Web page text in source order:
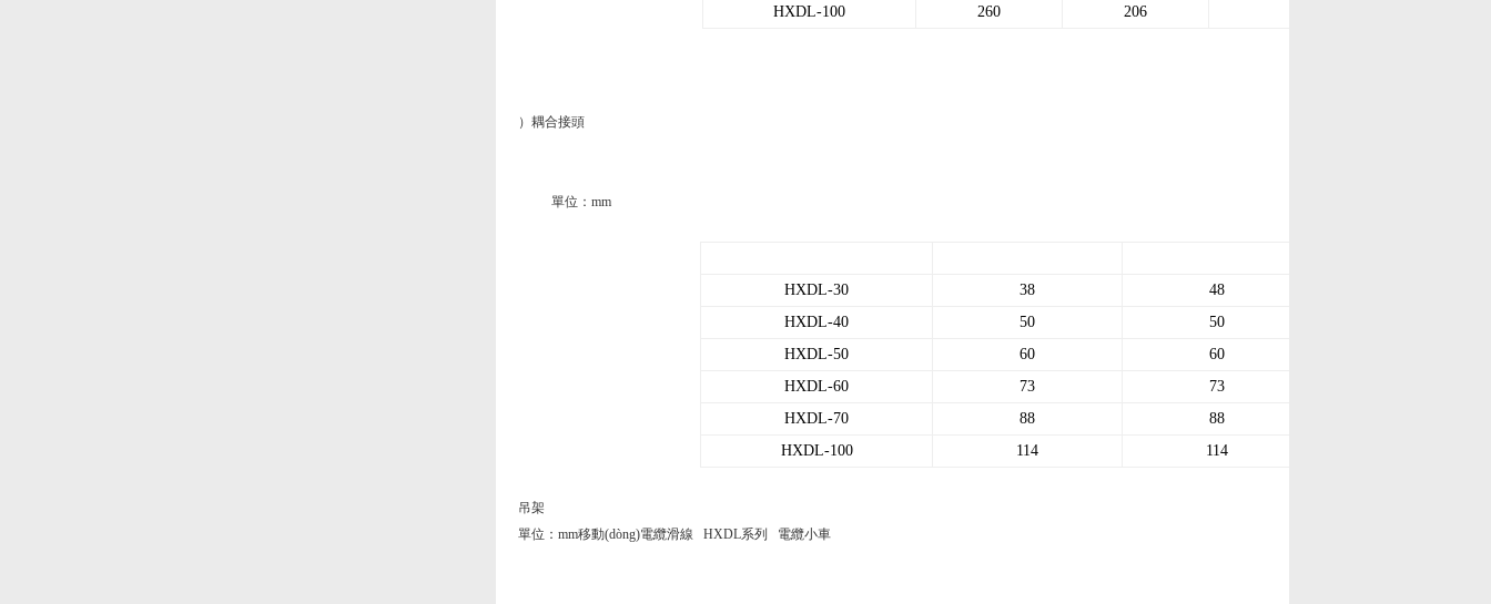
HXDL-100
260 206
）耦合接頭
單位：mm
HXDL-30 38
48
HXDL-40
50
50
HXDL-50
60
60
HXDL-60
73
73
HXDL-70
88
88
HXDL-100
114 114
吊架
單位：mm移動(dòng)電纜滑線 HXDL系列 電纜小車